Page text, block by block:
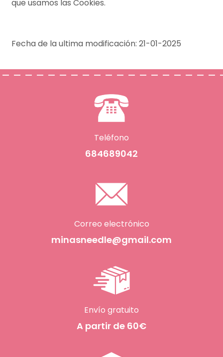
que usamos las Cookies.
Fecha de la ultima modificación: 21-01-2025
Teléfono
684689042
Correo electrónico
minasneedle@gmail.com
Envío gratuito
A partir de 60€